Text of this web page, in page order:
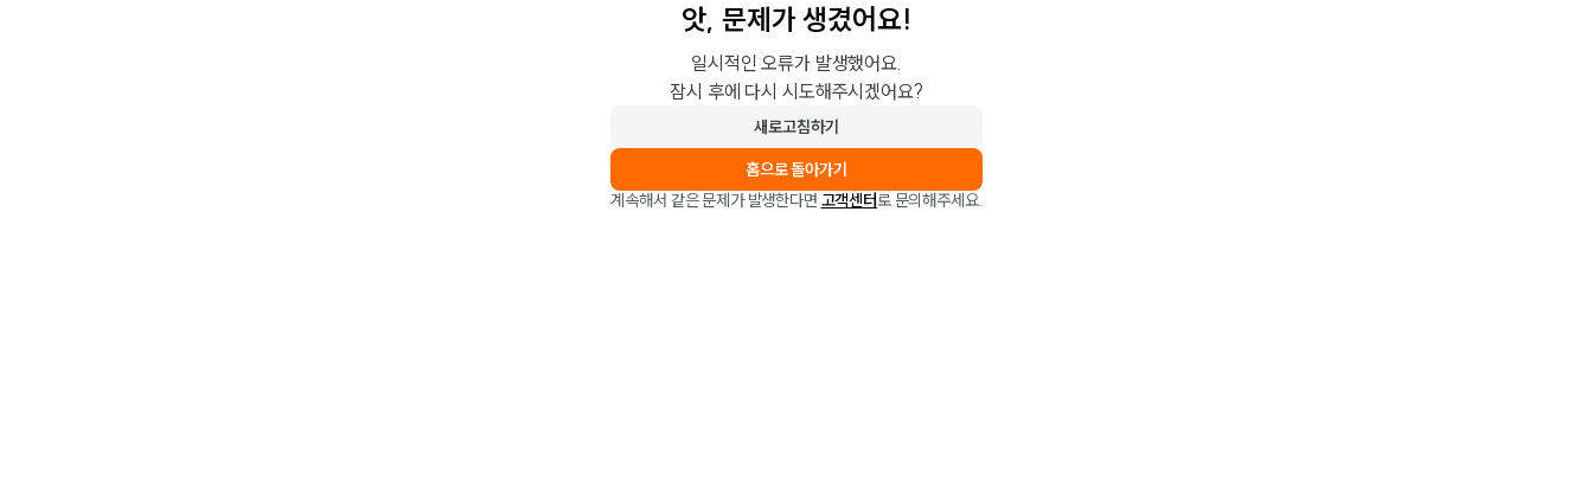
앗, 문제가 생겼어요!
일시적인 오류가 발생했어요.
잠시 후에 다시 시도해주시겠어요?
새로고침하기
홈으로 돌아가기
계속해서 같은 문제가 발생한다면 고객센터로 문의해주세요.